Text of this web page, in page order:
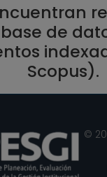
de
Scopus).
©